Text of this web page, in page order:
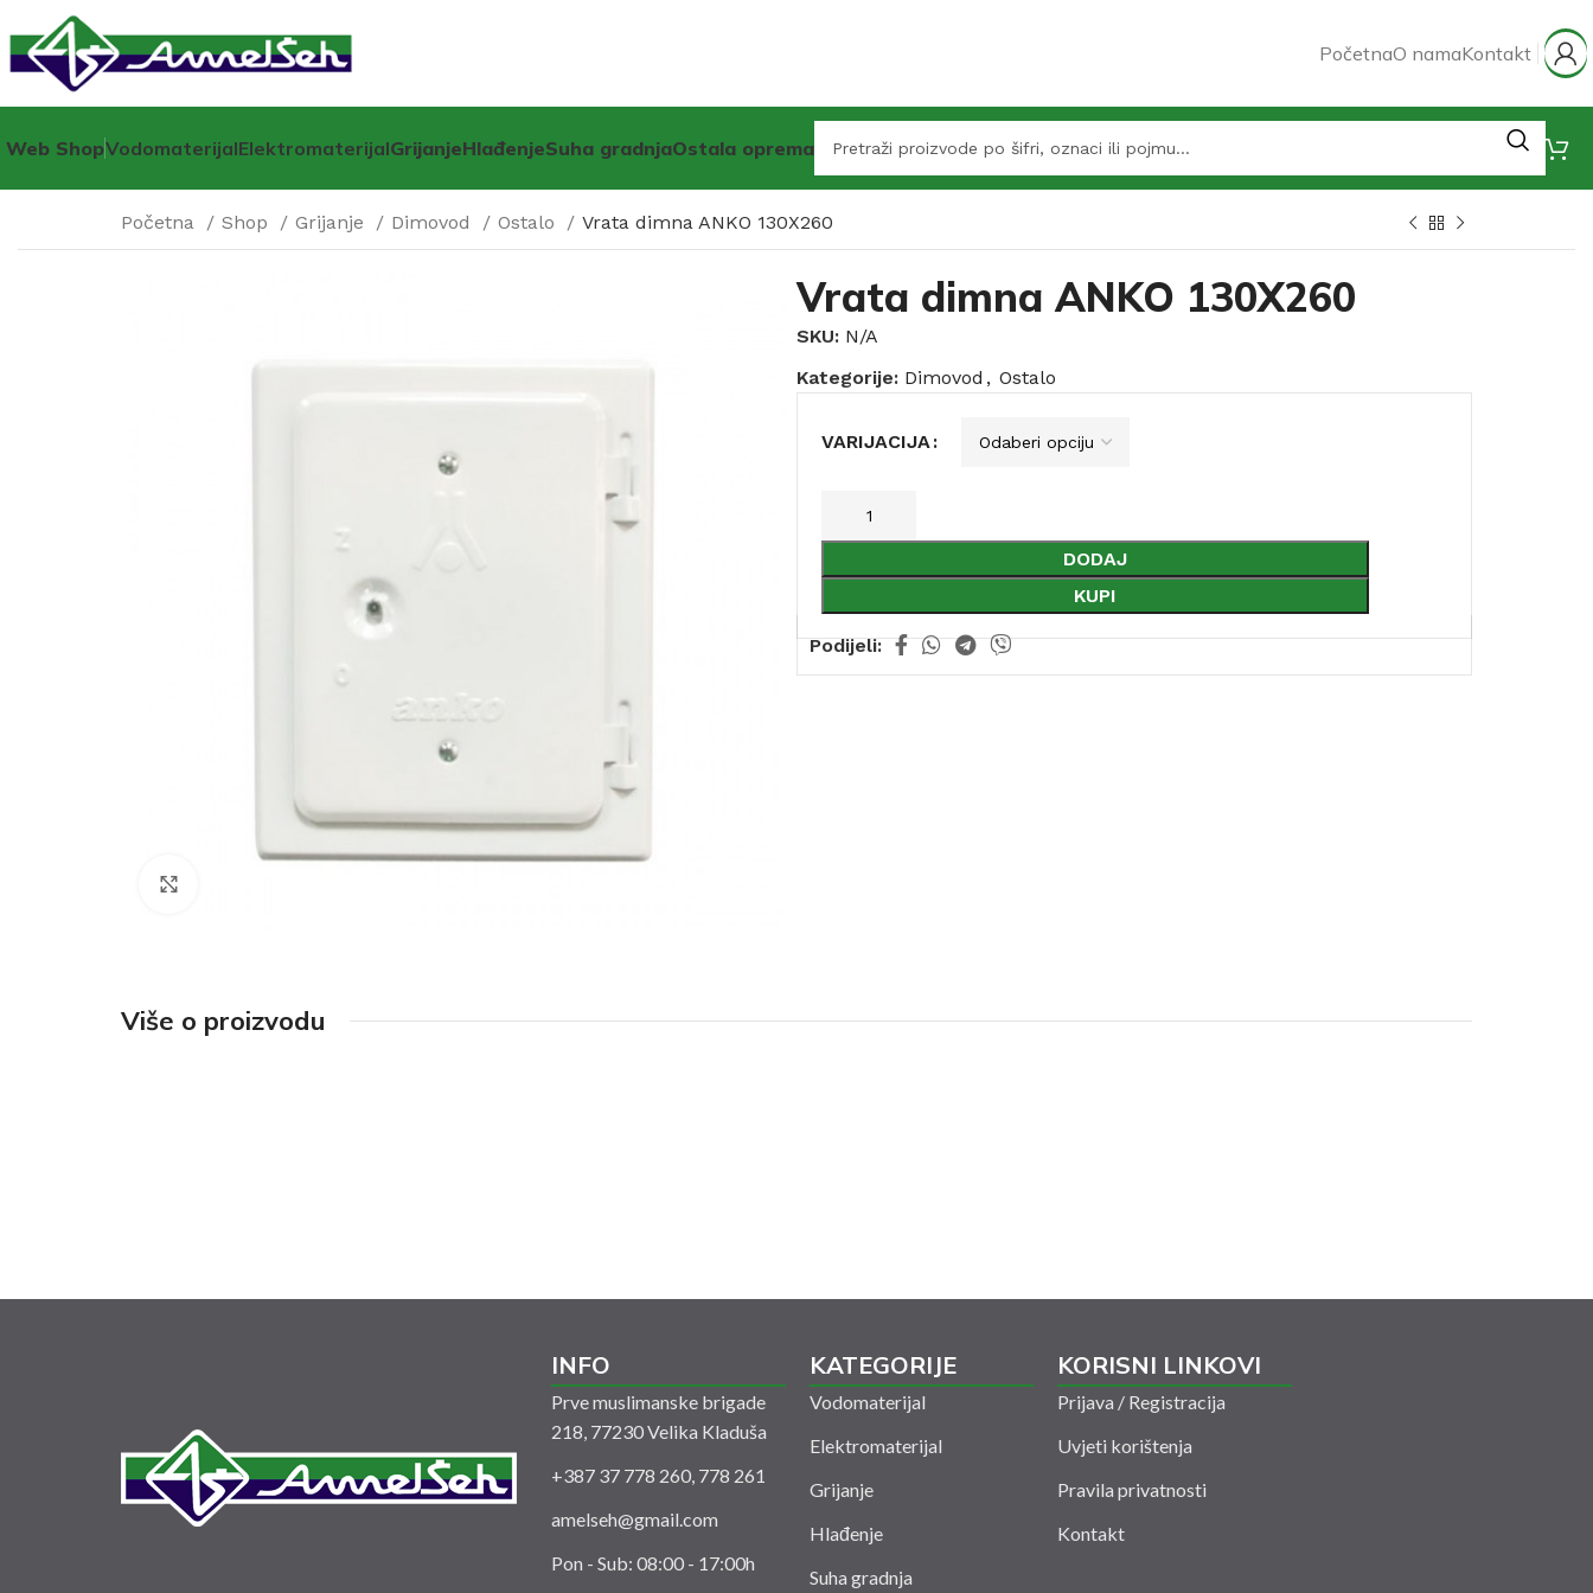
PočetnaO namaKontakt
Web ShopVodomaterijalElektromaterijalGrijanjeHlađenjeSuha gradnjaOstala oprema
Početna Shop Grijanje Dimovod Ostalo Vrata dimna ANKO 130X260
Vrata dimna ANKO 130X260
SKU: N/A
Kategorije: Dimovod , Ostalo
VARIJACIJA
DODAJ
KUPI
Podijeli:
Više o proizvodu
INFO
Prve muslimanske brigade
218, 77230 Velika Kladuša
+387 37 778 260, 778 261
amelseh@gmail.com
Pon - Sub: 08:00 - 17:00h
KATEGORIJE
Vodomaterijal
Elektromaterijal
Grijanje
Hlađenje
Suha gradnja
KORISNI LINKOVI
Prijava / Registracija
Uvjeti korištenja
Pravila privatnosti
Kontakt